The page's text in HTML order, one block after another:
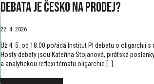
Debata Je Česko na prodej?
22. 4. 2026
Už 4. 5. od 18:00 pořádá Institut PI debatu o oligarchii s
Hosty debaty jsou:Kateřina Stojanová, pirátská
a analytickou reflexi tématu oligarchie […]